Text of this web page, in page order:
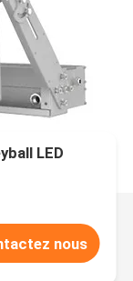
LED
nous